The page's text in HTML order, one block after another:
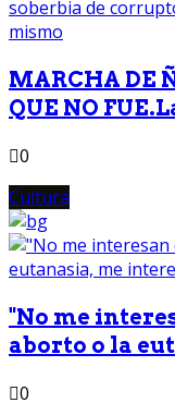
MARCHA DE
QUE NO
0
Cultura
"No me
aborto o la
0